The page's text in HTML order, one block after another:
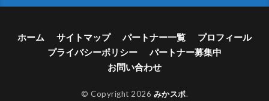
ホーム サイトマップ パートナー一覧
プロフィール
プライバシーポリシー
パートナー募集中
お問い合わせ
© Copyright 2026 みかスポ.